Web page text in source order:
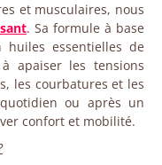
et musculaires, nous
. Sa formule à base
essentielles de
apaiser les tensions
les courbatures et les
ou après un
confort et mobilité.